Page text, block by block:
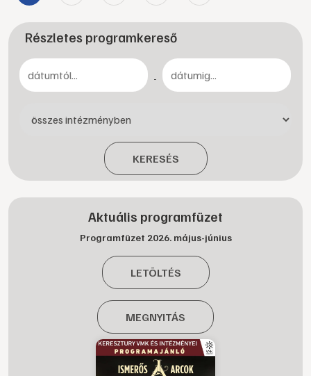
Részletes programkereső
-
KERESÉS
Aktuális programfüzet
Programfüzet 2026. május-június
LETÖLTÉS
MEGNYITÁS